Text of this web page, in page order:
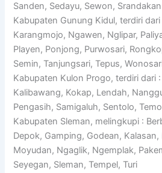
Sanden, Sedayu, Sewon, Srandakan
Kabupaten Gunung Kidul, terdiri
Karangmojo, Ngawen, Nglipar,
Playen, Ponjong, Purwosari,
Semin, Tanjungsari, Tepus,
Kabupaten Kulon Progo, terdiri dari :
Kalibawang, Kokap, Lendah,
Pengasih, Samigaluh, Sentolo,
Kabupaten Sleman, melingkupi :
Depok, Gamping, Godean, Kalasan,
Moyudan, Ngaglik, Ngemplak,
Seyegan, Sleman, Tempel, Turi